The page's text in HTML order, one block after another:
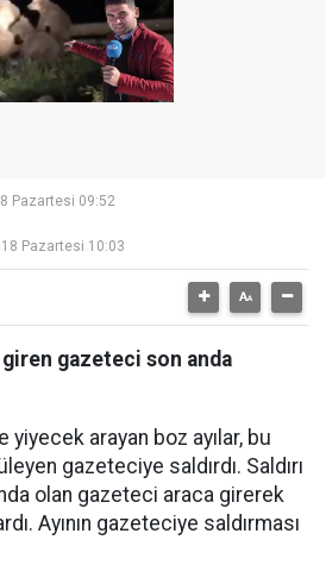
Pazartesi 09:52
Pazartesi 10:03
giren gazeteci son anda
yiyecek arayan boz ayılar, bu
gazeteciye saldırdı. Saldırı
olan gazeteci araca girerek
Ayının gazeteciye saldırması